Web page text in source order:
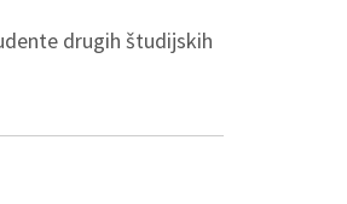
drugih študijskih